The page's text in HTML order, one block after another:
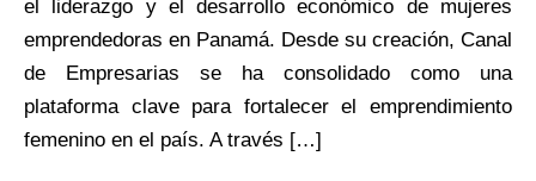
el liderazgo y el desarrollo económico de mujeres
emprendedoras en Panamá. Desde su creación, Canal
de Empresarias se ha consolidado como una
plataforma clave para fortalecer el emprendimiento
femenino en el país. A través […]